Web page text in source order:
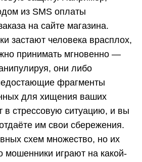
из SMS оплаты
на сайте магазина.
застают человека врасплох,
принимать мгновенно —
они либо
фрагменты
для хищения ваших
в стрессовую ситуацию, и вы
им свои сбережения.
схем множество, но их
мошенники играют на какой-